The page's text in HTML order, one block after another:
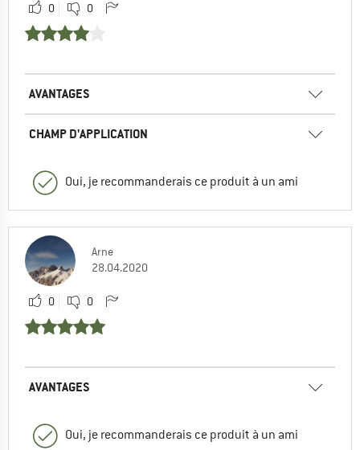
0 0
AVANTAGES
CHAMP D'APPLICATION
Oui, je recommanderais ce produit à un ami
Arne
28.04.2020
0 0
AVANTAGES
Oui, je recommanderais ce produit à un ami